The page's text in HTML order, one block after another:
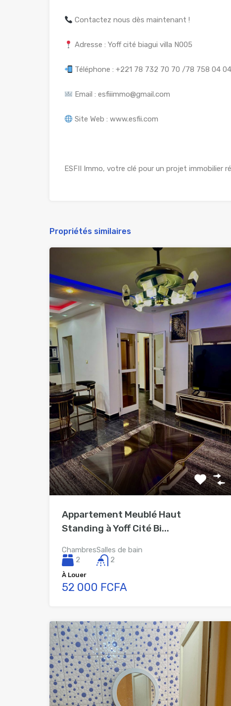
Contactez nous dès maintenant !
Adresse : Yoff cité biagui villa N005
Téléphone : +221 78 732 70 70 /78 758 04
Email : esfiiimmo@gmail.com
Site Web : www.esfii.com
ESFII Immo, votre clé pour un projet immobilier
Propriétés similaires
Appartement Meublé Haut
Standing à Yoff Cité Bi...
Chambres
2
Salles de bain
2
À Louer
52 000 FCFA